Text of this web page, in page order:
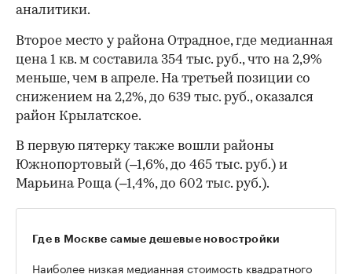
аналитики.
Второе место у района Отрадное, где медианная
цена 1 кв. м составила 354 тыс. руб., что на 2,9%
меньше, чем в апреле. На третьей позиции со
снижением на 2,2%, до 639 тыс. руб., оказался
район Крылатское.
В первую пятерку также вошли районы
Южнопортовый (–1,6%, до 465 тыс. руб.) и
Марьина Роща (–1,4%, до 602 тыс. руб.).
Где в Москве самые дешевые новостройки
Наиболее низкая медианная стоимость квадратного